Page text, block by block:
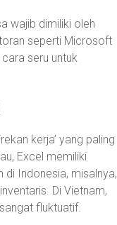
wajib dimiliki oleh
seperti Microsoft
seru untuk
kerja’ yang paling
Excel memiliki
Indonesia, misalnya,
Di Vietnam,
fluktuatif.